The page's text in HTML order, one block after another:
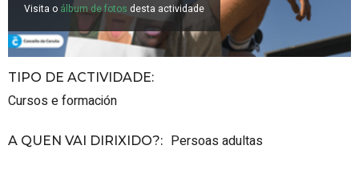
Visita o álbum de fotos desta actividade
TIPO DE ACTIVIDADE:
Cursos e formación
A QUEN VAI DIRIXIDO?: Persoas adultas